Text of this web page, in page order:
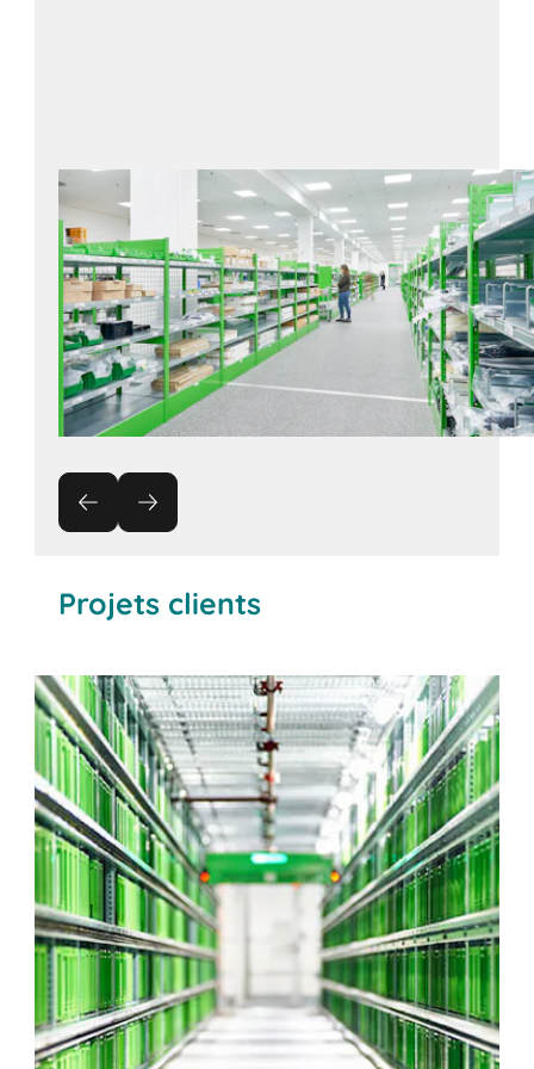
Contactez-nous
Projets clients